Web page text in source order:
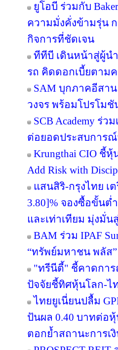
ยูโอบี ร่วมกับ
ความมั่งคั่งข้ามรุ่น
กิจการที่ชัดเจน
ทีทีบี เดินหน้าสู่ผู้น
รถ คิดดอกเบี้ยตาม
SAM บุกภาคอีสาน
วงจร พร้อมโปรโม
SCB Academy ร่ว
ต่อยอดประสบการ
Krungthai CIO ชี้
Add Risk with
แสนสิริ-กรุงไทย เ
3.80]% จองซื้อขั้นต่
และเท่าเทียม มุ่งมั่น
BAM ร่วม IPAF
“ทรัพย์มหาชน พลัส
"ทรีนีตี้" ชี้คาดการ
ปัจจัยชี้ทิศหุ้นโลก-ไ
ไทยยูเนี่ยนปลื้ม
ปันผล 0.40 บาทต่อ
ตอกย้ำสถานะการเ